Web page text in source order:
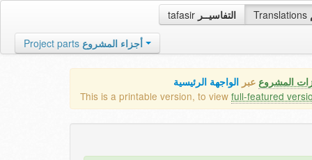
tafasir التفاسيــر Translations
Project parts أجزاء المشروع
المشروع عبر الواجهة الرئيسية
This is a printable version, to view full-featured